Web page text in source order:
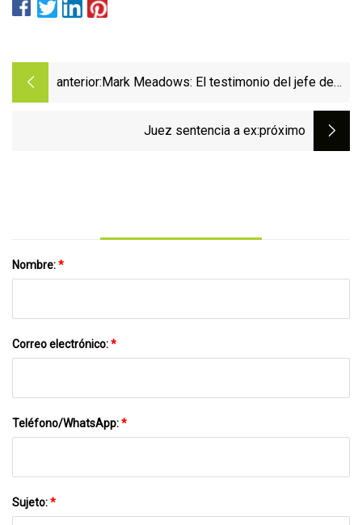
anterior: Mark Meadows: El testimonio del jefe de
cambiarlo todo
Juez sentencia a ex:próximo
Nombre:*
Correo electrónico:*
Teléfono/WhatsApp:*
Sujeto:*